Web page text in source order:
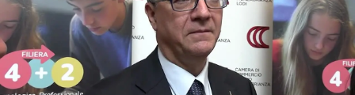
MEDIO CAMPIDANO
ORISTANO E PROVINCIA
SASSARI E PROVINCIA
GALLURA